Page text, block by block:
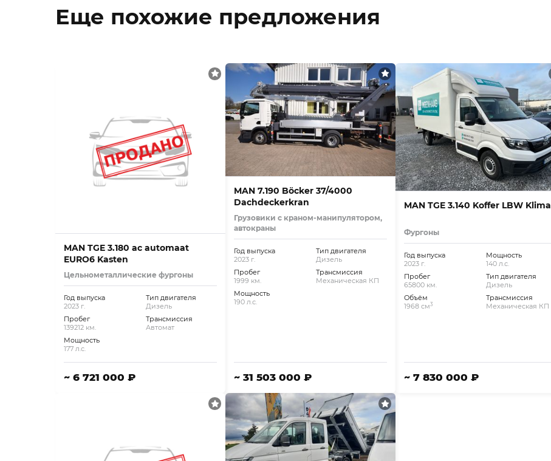
Еще похожие предложения
MAN TGE 3.180 ac automaat
EURO6 Kasten
Цельнометаллические фургоны
Год выпуска
2023 г.
Пробег
139212 км.
Мощность
177 л.с.
Тип двигателя
Дизель
Трансмиссия
Автомат
~ 6 721 000 ₽
MAN 7.190 Böcker 37/4000
Dachdeckerkran
Грузовики с краном-манипулятором,
автокраны
Год выпуска
2023 г.
Пробег
1999 км.
Мощность
190 л.с.
Тип двигателя
Дизель
Трансмиссия
Механическая КП
~ 31 503 000 ₽
MAN TGE 3.140 Koffer LBW Klima
Фургоны
Год выпуска
2023 г.
Пробег
65800 км.
Объём
1968 см3
Мощность
140 л.с.
Тип двигателя
Дизель
Трансмиссия
Механическая КП
~ 7 830 000 ₽